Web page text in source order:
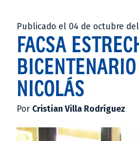
Publicado el 04 de octubre
FACSA
NICOLÁS
Por Cristian Villa Rodríguez